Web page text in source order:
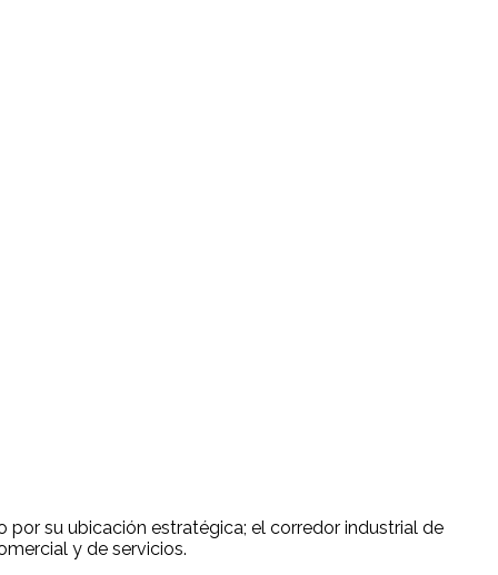
su ubicación estratégica; el corredor industrial de
y de servicios.